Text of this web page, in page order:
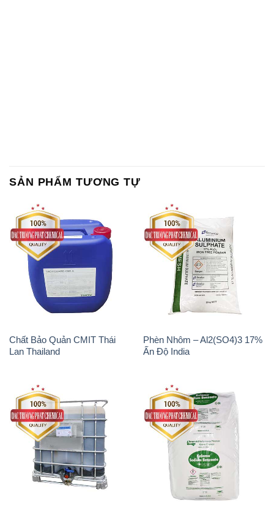
SẢN PHẨM TƯƠNG TỰ
Chất Bảo Quản CMIT Thái
Lan Thailand
Phèn Nhôm – Al2(SO4)3 17%
Ấn Độ India